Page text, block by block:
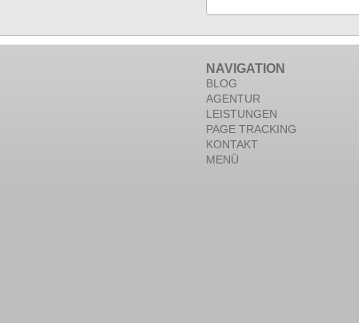
NAVIGATION
BLOG
AGENTUR
LEISTUNGEN
PAGE TRACKING
KONTAKT
MENÜ